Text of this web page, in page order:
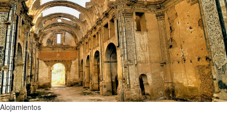
Alojamientos